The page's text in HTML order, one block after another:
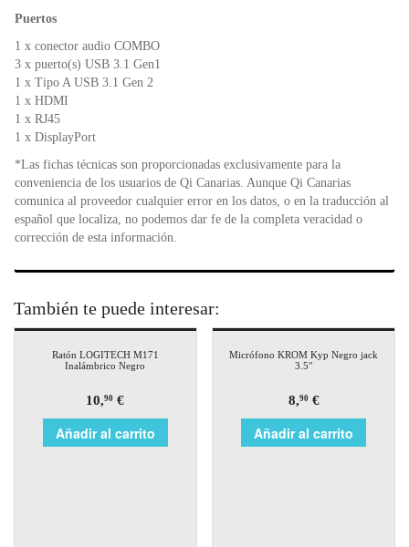
Puertos
1 x conector audio COMBO
3 x puerto(s) USB 3.1 Gen1
1 x Tipo A USB 3.1 Gen 2
1 x HDMI
1 x RJ45
1 x DisplayPort
*Las fichas técnicas son proporcionadas exclusivamente para la
conveniencia de los usuarios de Qi Canarias. Aunque Qi Canarias
comunica al proveedor cualquier error en los datos, o en la traducción al
español que localiza, no podemos dar fe de la completa veracidad o
corrección de esta información.
También te puede interesar:
Ratón LOGITECH M171
Inalámbrico Negro
10,90 €
Añadir al carrito
Micrófono KROM Kyp Negro jack
3.5″
8,90€
Añadir al carrito